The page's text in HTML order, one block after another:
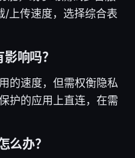
/上传速度，选择综合表
响吗？
的速度，但需权衡隐私
护的应用上直连，在需
么办？